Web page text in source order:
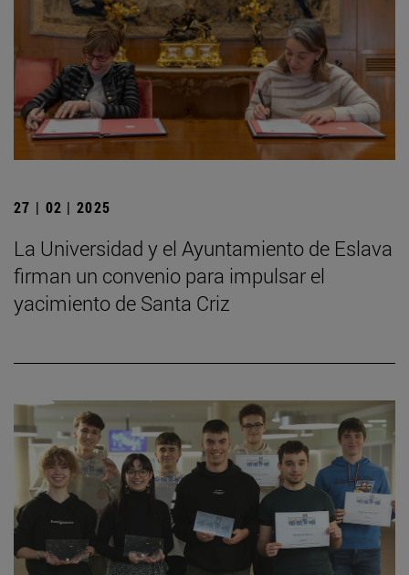
27 | 02 | 2025
La Universidad y el Ayuntamiento de Eslava
firman un convenio para impulsar el
yacimiento de Santa Criz